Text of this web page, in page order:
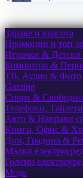
Здраве и красота
Промоции и топ
Играчки & Детски
Компютри &
ТВ, Аудио & Фото
Gaming
Спорт &
Телефони,
Авто & Направи
Книги, Офис &
Дом, Градина &
Малки
Големи
Мода